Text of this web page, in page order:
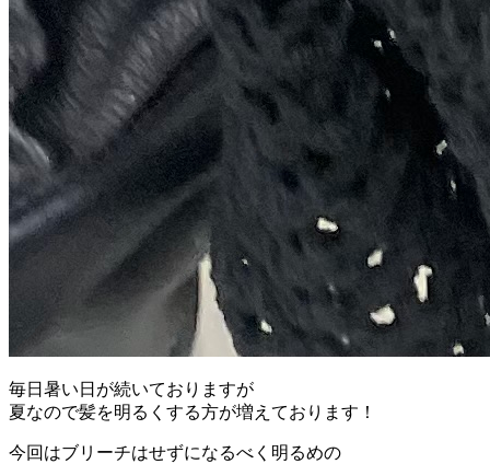
毎日暑い日が続いておりますが
夏なので髪を明るくする方が増えております！
今回はブリーチはせずになるべく明るめの